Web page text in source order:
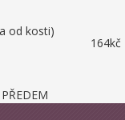
od kosti)
164kč